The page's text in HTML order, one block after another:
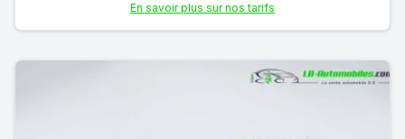
En savoir plus sur nos tarifs